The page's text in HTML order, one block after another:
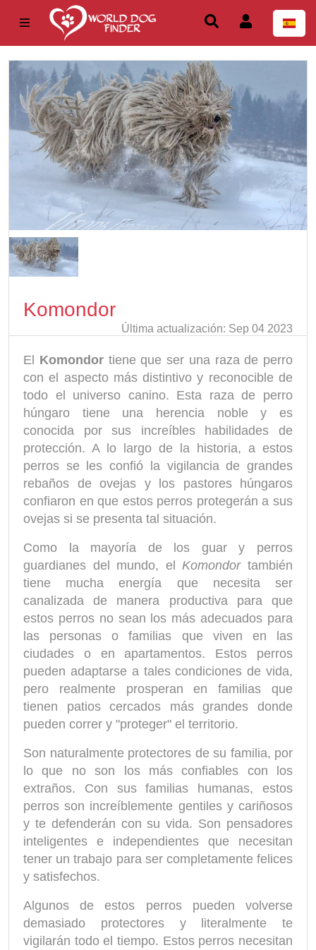
Komondor
Última actualización: Sep 04 2023
El Komondortiene que ser una raza de perro
con el aspecto más distintivo y reconocible de
todo el universo canino. Esta raza de perro
húngaro tiene una herencia noble y es
conocida por sus increíbles habilidades de
protección. A lo largo de la historia, a estos
perros se les confió la vigilancia de grandes
rebaños de ovejas y los pastores húngaros
confiaron en que estos perros protegerán a sus
ovejas si se presenta tal situación.
Como la mayoría de los guar y perros
guardianes del mundo, el Komondortambién
tiene mucha energía que necesita ser
canalizada de manera productiva para que
estos perros no sean los más adecuados para
las personas o familias que viven en las
ciudades o en apartamentos. Estos perros
pueden adaptarse a tales condiciones de vida,
pero realmente prosperan en familias que
tienen patios cercados más grandes donde
pueden correr y "proteger" el territorio.
Son naturalmente protectores de su familia, por
lo que no son los más confiables con los
extraños. Con sus familias humanas, estos
perros son increíblemente gentiles y cariñosos
y te defenderán con su vida. Son pensadores
inteligentes e independientes que necesitan
tener un trabajo para ser completamente felices
y satisfechos.
Algunos de estos perros pueden volverse
demasiado protectores y literalmente te
vigilarán todo el tiempo. Estos perros necesitan